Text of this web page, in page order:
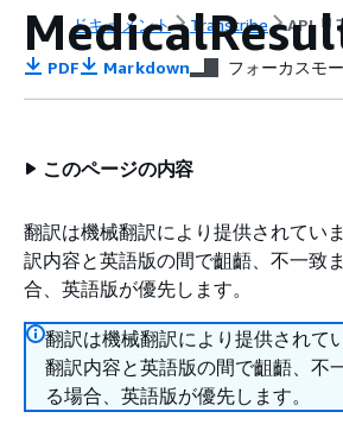
ドキュメント Transcribe API リ
PDF Markdown フォーカスモ
このページの内容
翻訳は機械翻訳により提供されてい
訳内容と英語版の間で齟齬、不一致
合、英語版が優先します。
翻訳は機械翻訳により提供されて
翻訳内容と英語版の間で齟齬、不
る場合、英語版が優先します。